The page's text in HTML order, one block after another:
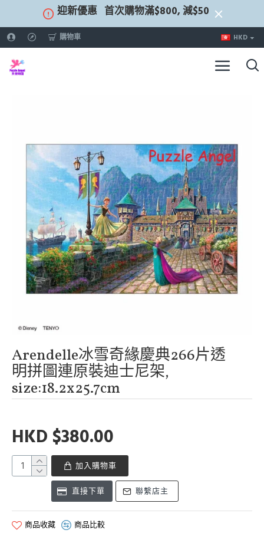
迎新優惠 首次購物滿$800, 減$50
購物車 HKD
Arendelle冰雪奇緣慶典266片透
明拼圖連原裝迪士尼架,
size:18.2x25.7cm
HKD $380.00
加入購物車
直接下單 聯繫店主
商品收藏 商品比較